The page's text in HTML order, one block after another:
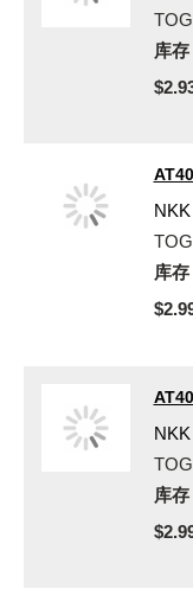
库
库
库